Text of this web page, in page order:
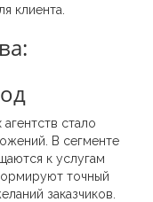
клиента.
стало
В сегменте
к услугам
точный
заказчиков.